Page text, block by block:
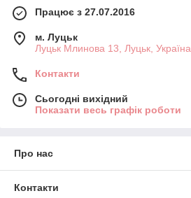
Працює з 27.07.2016
м. Луцьк
Луцьк Млинова 13, Луцьк, Україна
Контакти
Сьогодні вихідний
Показати весь графік роботи
Про нас
Контакти